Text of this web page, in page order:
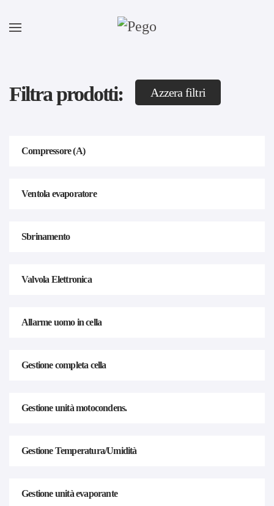
Filtra prodotti: Azzera filtri
Compressore (A)
Ventola evaporatore
Sbrinamento
Valvola Elettronica
Allarme uomo in cella
Gestione completa cella
Gestione unità motocondens.
Gestione Temperatura/Umidità
Gestione unità evaporante